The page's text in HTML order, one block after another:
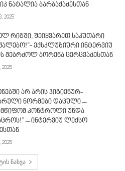
ნატალია ბარბაქაძესთან
2025
რიგში, შეიყვარეთ საკუთარი
ექსკლუზიური ინტერვიუ
მებრძოლ ბორენა ცერცვაძესთან
არ არის ჰიგიენურ-
ნორმები დაცული –
კონტროლი უნდა
– ინტერვიუ ლექსო
ნახვა